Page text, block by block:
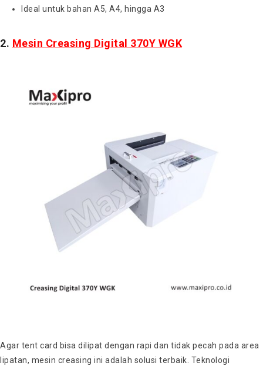
Ideal untuk bahan A5, A4, hingga A3
2. Mesin Creasing Digital 370Y WGK
Agar tent card bisa dilipat dengan rapi dan tidak pecah pada area
lipatan, mesin creasing ini adalah solusi terbaik. Teknologi